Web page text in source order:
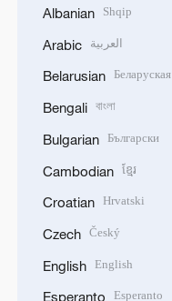
Albanian Shqip
Arabic العربية
Belarusian Беларуская
Bengali বাংলা
Bulgarian Български
Cambodian ខ្មែរ
Croatian Hrvatski
Czech Český
English English
Esperanto Esperanto